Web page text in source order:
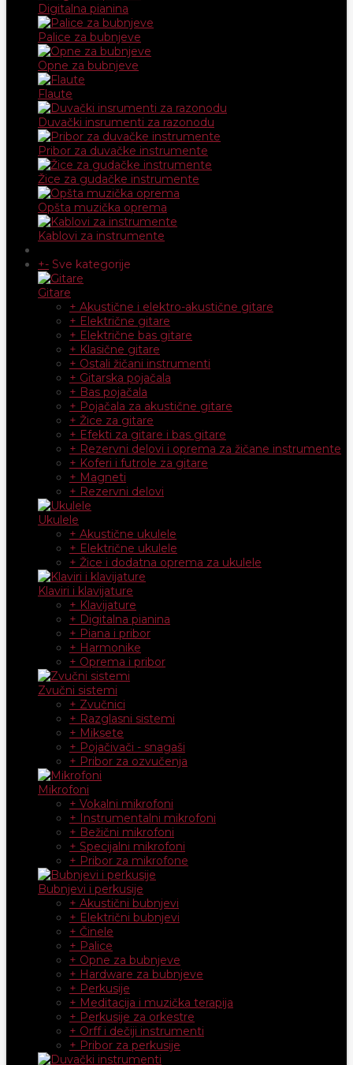
Digitalna pianina
Palice za bubnjeve
Opne za bubnjeve
Flaute
Duvački insrumenti za razonodu
Pribor za duvačke instrumente
Žice za gudačke instrumente
Opšta muzička oprema
Kablovi za instrumente
+- Sve kategorije
Gitare
+ Akustične i elektro-akustične gitare
+ Električne gitare
+ Električne bas gitare
+ Klasične gitare
+ Ostali žičani instrumenti
+ Gitarska pojačala
+ Bas pojačala
+ Pojačala za akustične gitare
+ Žice za gitare
+ Efekti za gitare i bas gitare
+ Rezervni delovi i oprema za žičane instrumente
+ Koferi i futrole za gitare
+ Magneti
+ Rezervni delovi
Ukulele
+ Akustične ukulele
+ Električne ukulele
+ Žice i dodatna oprema za ukulele
Klaviri i klavijature
+ Klavijature
+ Digitalna pianina
+ Piana i pribor
+ Harmonike
+ Oprema i pribor
Zvučni sistemi
+ Zvučnici
+ Razglasni sistemi
+ Miksete
+ Pojačivači - snagaši
+ Pribor za ozvučenja
Mikrofoni
+ Vokalni mikrofoni
+ Instrumentalni mikrofoni
+ Bežični mikrofoni
+ Specijalni mikrofoni
+ Pribor za mikrofone
Bubnjevi i perkusije
+ Akustični bubnjevi
+ Električni bubnjevi
+ Činele
+ Palice
+ Opne za bubnjeve
+ Hardware za bubnjeve
+ Perkusije
+ Meditacija i muzička terapija
+ Perkusije za orkestre
+ Orff i dečiji instrumenti
+ Pribor za perkusije